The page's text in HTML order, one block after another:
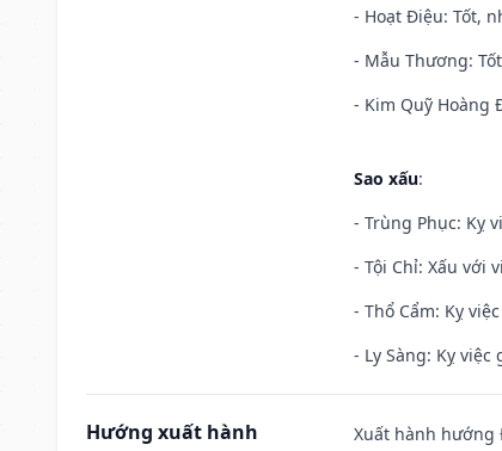
- Hoạt Điệu: Tốt,
- Mẫu Thương:
- Kim Quỹ Hoàng
Sao xấu:
- Trùng Phục: Kỵ
- Tội Chỉ: Xấu với
- Thổ Cẩm: Kỵ
- Ly Sàng: Kỵ
Hướng xuất hành
Xuất hành hướng